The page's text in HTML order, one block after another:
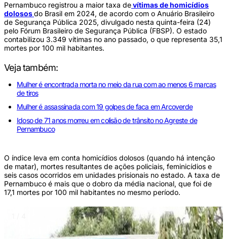
Pernambuco registrou a maior taxa devítimas de homicídios
dolososdo Brasil em 2024, de acordo com o Anuário Brasileiro
de Segurança Pública 2025, divulgado nesta quinta-feira (24)
pelo Fórum Brasileiro de Segurança Pública (FBSP). O estado
contabilizou 3.349 vítimas no ano passado, o que representa 35,1
mortes por 100 mil habitantes.
Veja também:
Mulher é encontrada morta no meio da rua com ao menos 6 marcas
de tiros
Mulher é assassinada com 19 golpes de faca em Arcoverde
Idoso de 71 anos morreu em colisão de trânsito no Agreste de
Pernambuco
O índice leva em conta homicídios dolosos (quando há intenção
de matar), mortes resultantes de ações policiais, feminicídios e
seis casos ocorridos em unidades prisionais no estado. A taxa de
Pernambuco é mais que o dobro da média nacional, que foi de
17,1 mortes por 100 mil habitantes no mesmo período.